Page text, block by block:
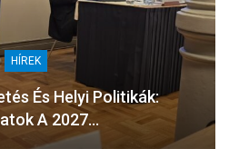
HÍREK
És Helyi Politikák:
A 2027…